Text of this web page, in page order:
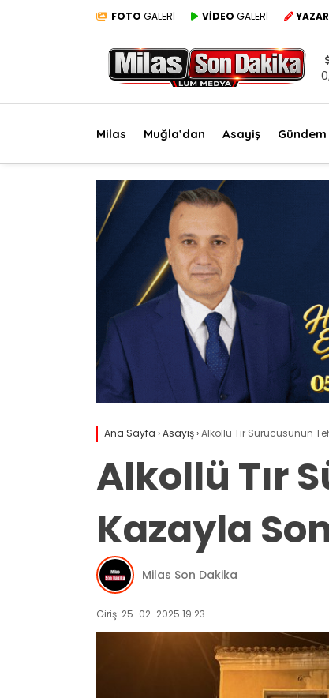
FOTO GALERİ VİDEO GALERİ
Milas Muğla’dan Asayiş Gündem
Ana Sayfa ›Asayiş›Alkollü Tır Sürücüsünün
Alkollü Tır
Kazayla
Milas Son Dakika
Giriş: 25-02-2025 19:23